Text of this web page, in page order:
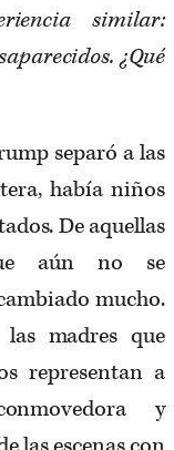
similar:
¿Qué
separó a las
había niños
De aquellas
aún no se
mucho.
madres que
representan a
y